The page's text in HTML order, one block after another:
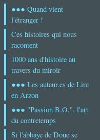
●●● Quand vient
l'étranger !
Ces histoires qui nous
racontent
1000 ans d'histoire au
travers du miroir
●●● Les auteur.es de Lire
en Arzon
●●● "Passion B.O.", l'art
du contretemps
Si l'abbaye de Doue se